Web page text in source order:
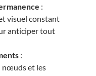
:
visuel constant
anticiper tout
:
nœuds et les